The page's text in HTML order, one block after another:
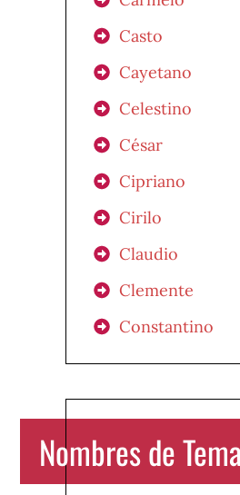
Casto
Cayetano
Celestino
César
Cipriano
Cirilo
Claudio
Clemente
Constantino
Nombres de